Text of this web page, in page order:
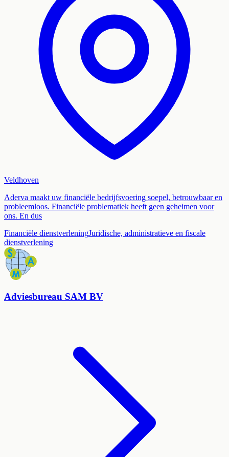
Veldhoven
Aderva maakt uw financiële bedrijfsvoering soepel, betrouwbaar en
probleemloos. Financiële problematiek heeft geen geheimen voor
ons. En dus
Financiële dienstverleningJuridische, administratieve en fiscale
dienstverlening
Adviesbureau SAM BV